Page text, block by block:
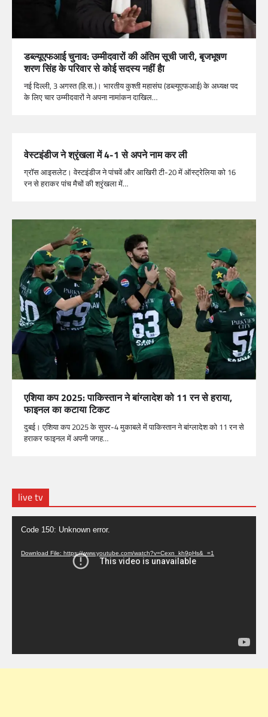
डब्ल्यूएफआई चुनाव: उम्मीदवारों की अंतिम सूची जारी, बृजभूषण
शरण सिंह के परिवार से कोई सदस्य नहीं हैा
नई दिल्ली, 3 अगस्त (हि.स.)। भारतीय कुश्ती महासंघ (डब्ल्यूएफआई) के अध्यक्ष पद
के लिए चार उम्मीदवारों ने अपना नामांकन दाखिल…
वेस्टइंडीज ने श्रृंखला में 4-1 से अपने नाम कर ली
ग्रॉस आइसलेट। वेस्टइंडीज ने पांचवें और आखिरी टी-20 में ऑस्ट्रेलिया को 16
रन से हराकर पांच मैचों की श्रृंखला में…
एशिया कप 2025: पाकिस्तान ने बांग्लादेश को 11 रन से हराया,
फाइनल का कटाया टिकट
दुबई। एशिया कप 2025 के सुपर-4 मुकाबले में पाकिस्तान ने बांग्लादेश को 11 रन से
हराकर फाइनल में अपनी जगह…
live tv
Video
Code 150: Unknown error.
Download File: https://www.youtube.com/watch?v=Cexn_kh9pHs&_=1